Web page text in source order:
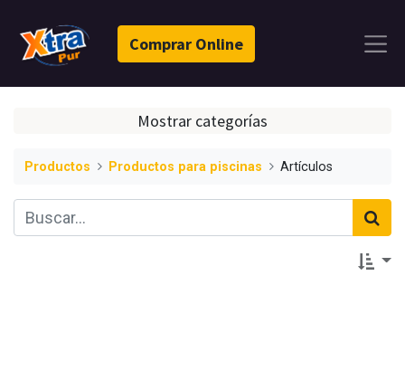
Comprar Online
Mostrar categorías
Productos Productos para piscinas Artículos